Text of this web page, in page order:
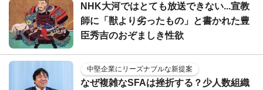
NHK大河ではとても放送できない...宣教
師に「獣より劣ったもの」と書かれた豊
臣秀吉のおぞましき性欲
中堅企業にリーズナブルな新提案
なぜ複雑なSFAは挫折する？少人数組織